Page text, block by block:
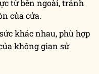
từ bên ngoài, tránh
của cửa.
khác nhau, phù hợp
không gian sử